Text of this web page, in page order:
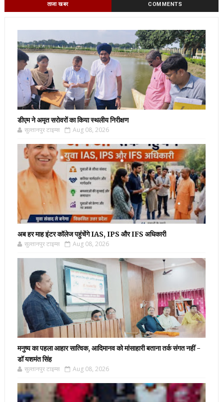
ताजा खबर COMMENTS
डीएम ने अमृत सरोवरों का किया स्थलीय निरीक्षण
सुल्तानपुर टाइम्स Aug 08, 2026
अब हर माह इंटर कॉलेज पहुंचेंगे IAS, IPS और IFS अधिकारी
सुल्तानपुर टाइम्स Aug 08, 2026
मनुष्य का पहला आहार सात्विक, आदिमानव को मांसाहारी बताना तर्क संगत नहीं -
डॉ यशमंत सिंह
सुल्तानपुर टाइम्स Aug 08, 2026